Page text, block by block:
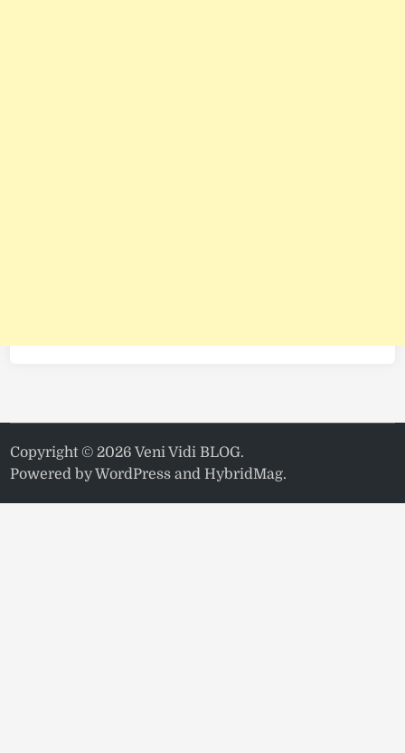
Copyright © 2026Veni Vidi BLOG.
Powered byWordPress andHybridMag.